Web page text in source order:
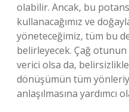
olabilir. Ancak, bu
kullanacağımız ve
yöneteceğimiz, tüm bu
belirleyecek. Çağ
verici olsa da,
dönüşümün tüm
anlaşılmasına yardımcı